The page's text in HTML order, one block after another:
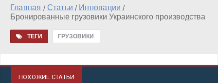
Главная / Статьи / Инновации /
Бронированные грузовики Украинского производства
ТЕГИ ГРУЗОВИКИ
ПОХОЖИЕ СТАТЬИ